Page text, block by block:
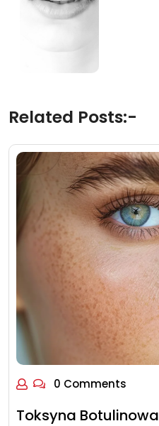
Related Posts:-
0 Comments
Toksyna Botulinowa